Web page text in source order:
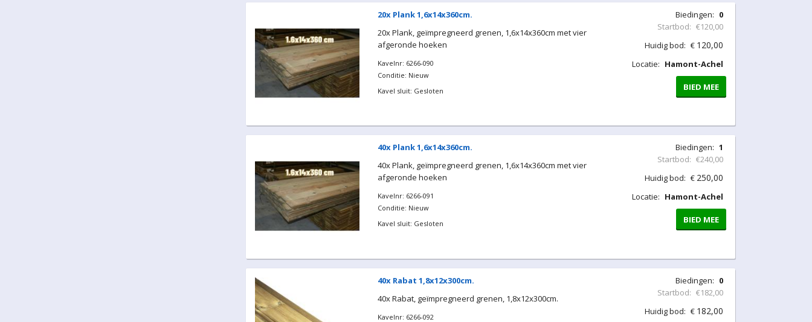
20x Plank 1,6x14x360cm.
20x Plank, geïmpregneerd grenen, 1,6x14x360cm met vier
afgeronde hoeken
Kavelnr: 6266-090
Conditie: Nieuw
Kavel sluit: Gesloten
Biedingen: 0
Startbod: €120,00
Huidig bod: € 120,00
Locatie: Hamont-Achel
BIED MEE
40x Plank 1,6x14x360cm.
40x Plank, geïmpregneerd grenen, 1,6x14x360cm met vier
afgeronde hoeken
Kavelnr: 6266-091
Conditie: Nieuw
Kavel sluit: Gesloten
Biedingen: 1
Startbod: €240,00
Huidig bod: € 250,00
Locatie: Hamont-Achel
BIED MEE
40x Rabat 1,8x12x300cm.
40x Rabat, geïmpregneerd grenen, 1,8x12x300cm.
Kavelnr: 6266-092
Biedingen: 0
Startbod: €182,00
Huidig bod: € 182,00